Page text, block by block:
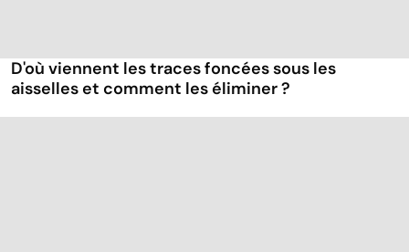
D'où viennent les traces foncées sous les
aisselles et comment les éliminer ?